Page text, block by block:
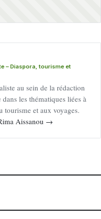
– Diaspora, tourisme et
au sein de la rédaction
les thématiques liées à
tourisme et aux voyages.
Aissanou →